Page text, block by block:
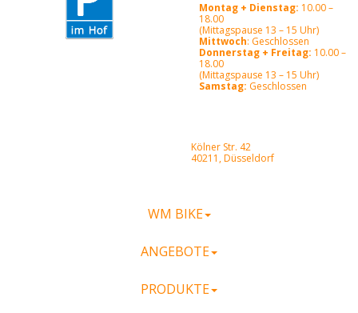
Montag + Dienstag: 10.00 –
18.00
(Mittagspause 13 – 15 Uhr)
Mittwoch: Geschlossen
Donnerstag + Freitag: 10.00 –
18.00
(Mittagspause 13 – 15 Uhr)
Samstag: Geschlossen
Kölner Str. 42
40211, Düsseldorf
WM BIKE
ANGEBOTE
PRODUKTE